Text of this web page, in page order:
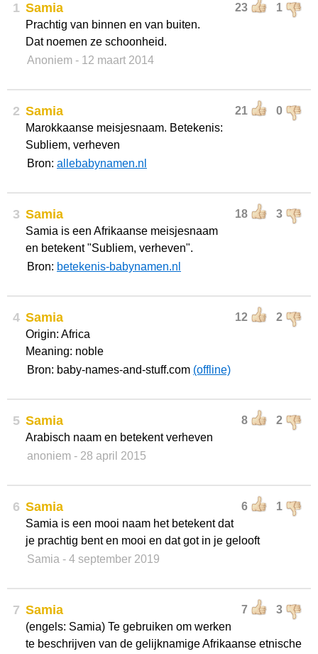
1 23 1
Samia
Prachtig van binnen en van buiten.
Dat noemen ze schoonheid.
Anoniem - 12 maart 2014
2 21 0
Samia
Marokkaanse meisjesnaam. Betekenis:
Subliem, verheven
Bron: allebabynamen.nl
3 18 3
Samia
Samia is een Afrikaanse meisjesnaam
en betekent "Subliem, verheven".
Bron: betekenis-babynamen.nl
4 12 2
Samia
Origin: Africa
Meaning: noble
Bron: baby-names-and-stuff.com (offline)
5 8 2
Samia
Arabisch naam en betekent verheven
anoniem - 28 april 2015
6 6 1
Samia
Samia is een mooi naam het betekent dat
je prachtig bent en mooi en dat got in je gelooft
Samia - 4 september 2019
7 7 3
Samia
(engels: Samia) Te gebruiken om werken
te beschrijven van de gelijknamige Afrikaanse etnische